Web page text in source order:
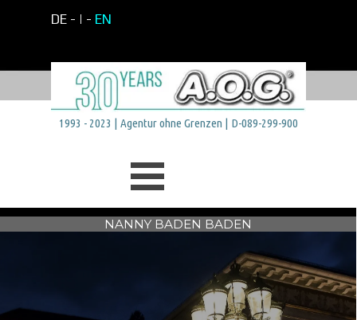
DE - | - EN
1993 - 2023 | Agentur ohne Grenzen | D-089-299-900
NANNY BADEN BADEN